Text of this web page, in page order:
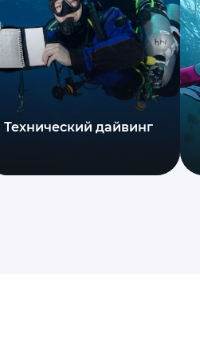
Технический дайвинг